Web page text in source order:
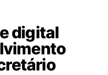
digital